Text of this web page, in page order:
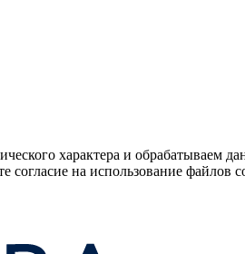
характера и обрабатываем
на использование файлов